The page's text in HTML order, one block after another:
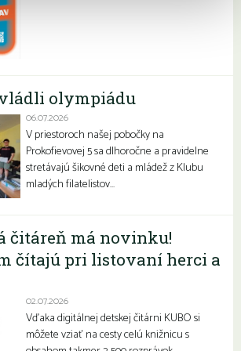
olympiádu
06.07.2026
V priestoroch našej pobočky na
Prokofievovej 5 sa dlhoročne a pravidelne
stretávajú šikovné deti a mládež z Klubu
mladých filatelistov…
čitáreň má novinku!
čítajú pri listovaní herci a
02.07.2026
Vďaka digitálnej detskej čitárni KUBO si
môžete vziať na cesty celú knižnicu s